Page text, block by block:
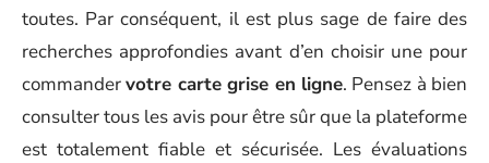
toutes. Par conséquent, il est plus sage de faire des
recherches approfondies avant d’en choisir une pour
commandervotre carte grise en ligne. Pensez à bien
consulter tous les avis pour être sûr que la plateforme
est totalement fiable et sécurisée. Les évaluations